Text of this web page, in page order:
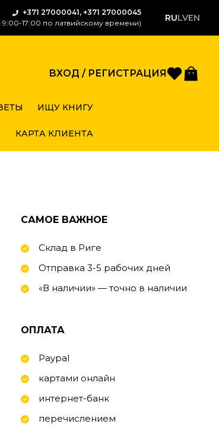
+371 27000041, +371 27000045
9:00-17:00 по латвийскому времени)
RULVEN
ВХОД / РЕГИСТРАЦИЯ
ИЩУ КНИГУ
КАРТА КЛИЕНТА
САМОЕ ВАЖНОЕ
Склад в Риге
Отправка 3-5 рабочих дней
«В наличии» — точно в наличии
ОПЛАТА
Paypal
картами онлайн
интернет-банк
перечислением